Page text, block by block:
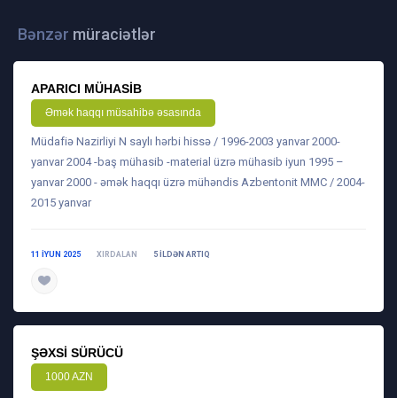
Bənzər müraciətlər
APARICI MÜHASIB
Əmək haqqı müsahibə əsasında
Müdafiə Nazirliyi N saylı hərbi hissə / 1996-2003 yanvar 2000-
yanvar 2004 -baş mühasib -material üzrə mühasib iyun 1995 –
yanvar 2000 - əmək haqqı üzrə mühəndis Azbentonit MMC / 2004-
2015 yanvar
11 IYUN 2025 XIRDALAN 5 ILDƏN ARTIQ
ŞƏXSI SÜRÜCÜ
1000 AZN